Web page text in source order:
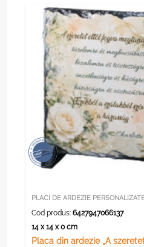
PLACI DE ARDEZIE
Cod produs:6427947066137
14 x 14 x 0 cm
Placa din ardezie „A